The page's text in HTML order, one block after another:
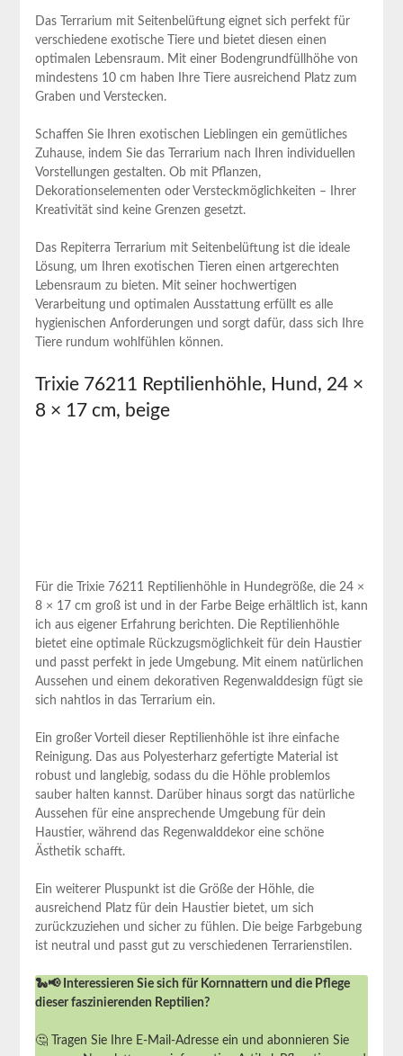
Das Terrarium mit Seitenbelüftung eignet ‍sich perfekt für‌
verschiedene exotische Tiere und bietet diesen einen
⁣optimalen Lebensraum. ⁢Mit einer Bodengrundfüllhöhe von
mindestens 10 cm haben Ihre Tiere ​ausreichend Platz zum
Graben und Verstecken.
Schaffen Sie ‍Ihren exotischen Lieblingen ein ‍gemütliches
Zuhause, indem Sie das Terrarium nach Ihren individuellen⁤
Vorstellungen gestalten. Ob mit Pflanzen,
Dekorationselementen⁣ oder Versteckmöglichkeiten – ⁤Ihrer
Kreativität sind keine Grenzen gesetzt.
Das Repiterra Terrarium mit Seitenbelüftung ist die ​ideale
Lösung, um Ihren exotischen Tieren einen artgerechten
Lebensraum zu bieten.‍ Mit seiner‌ hochwertigen
Verarbeitung ​und optimalen Ausstattung erfüllt es alle
hygienischen Anforderungen und sorgt dafür, dass sich Ihre
Tiere rundum wohlfühlen‌ können.
Trixie 76211 ‌Reptilienhöhle, Hund,⁣ 24 ×
8 × 17 cm, beige
Für die Trixie 76211 Reptilienhöhle in Hundegröße, ‌die 24 ×
8 × 17 cm ⁣groß ⁣ist und in der Farbe Beige erhältlich ist, kann
ich aus eigener Erfahrung berichten. ⁢Die Reptilienhöhle
bietet‍ eine optimale Rückzugsmöglichkeit für⁤ dein Haustier
und passt perfekt in jede Umgebung. Mit einem natürlichen
Aussehen und einem dekorativen Regenwalddesign fügt sie
sich nahtlos‌ in das Terrarium ein.
Ein großer⁤ Vorteil dieser Reptilienhöhle ist ihre einfache
Reinigung. Das aus⁤ Polyesterharz gefertigte Material ist
robust und langlebig,​ sodass du die ‌Höhle problemlos ​
sauber halten kannst. ⁣Darüber hinaus sorgt das natürliche
Aussehen für‍ eine ansprechende Umgebung für ⁤dein
Haustier, während das Regenwalddekor eine schöne
Ästhetik ⁣schafft.
Ein weiterer Pluspunkt ⁢ist die Größe ‍der ‍Höhle, die
ausreichend Platz für⁣ dein Haustier bietet,​ um sich
zurückzuziehen⁤ und sicher zu fühlen. Die beige Farbgebung
ist neutral⁣ und passt gut zu verschiedenen Terrarienstilen.
🐍📢 Interessieren Sie sich für Kornnattern und die Pflege
dieser faszinierenden Reptilien?
🤔 Tragen Sie Ihre E-Mail-Adresse ein und abonnieren Sie